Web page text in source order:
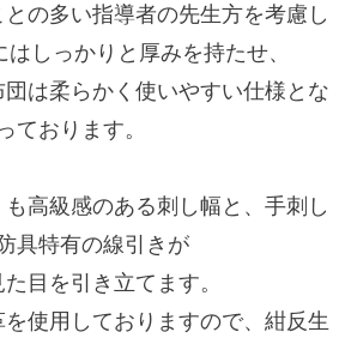
の多い指導者の先生方を考慮し
しっかりと厚みを持たせ、
は柔らかく使いやすい仕様とな
ております。
高級感のある刺し幅と、手刺し
具特有の線引きが
目を引き立てます。
使用しておりますので、紺反生